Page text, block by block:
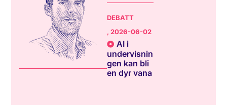
DEBATT
, 2026-06-02
AI i
undervisnin
gen kan bli
en dyr vana